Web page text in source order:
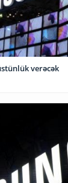
verəcək